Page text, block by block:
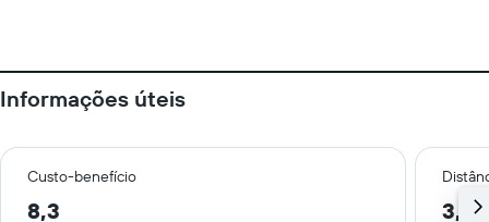
Informações úteis
Custo-benefício
8,3 3,4